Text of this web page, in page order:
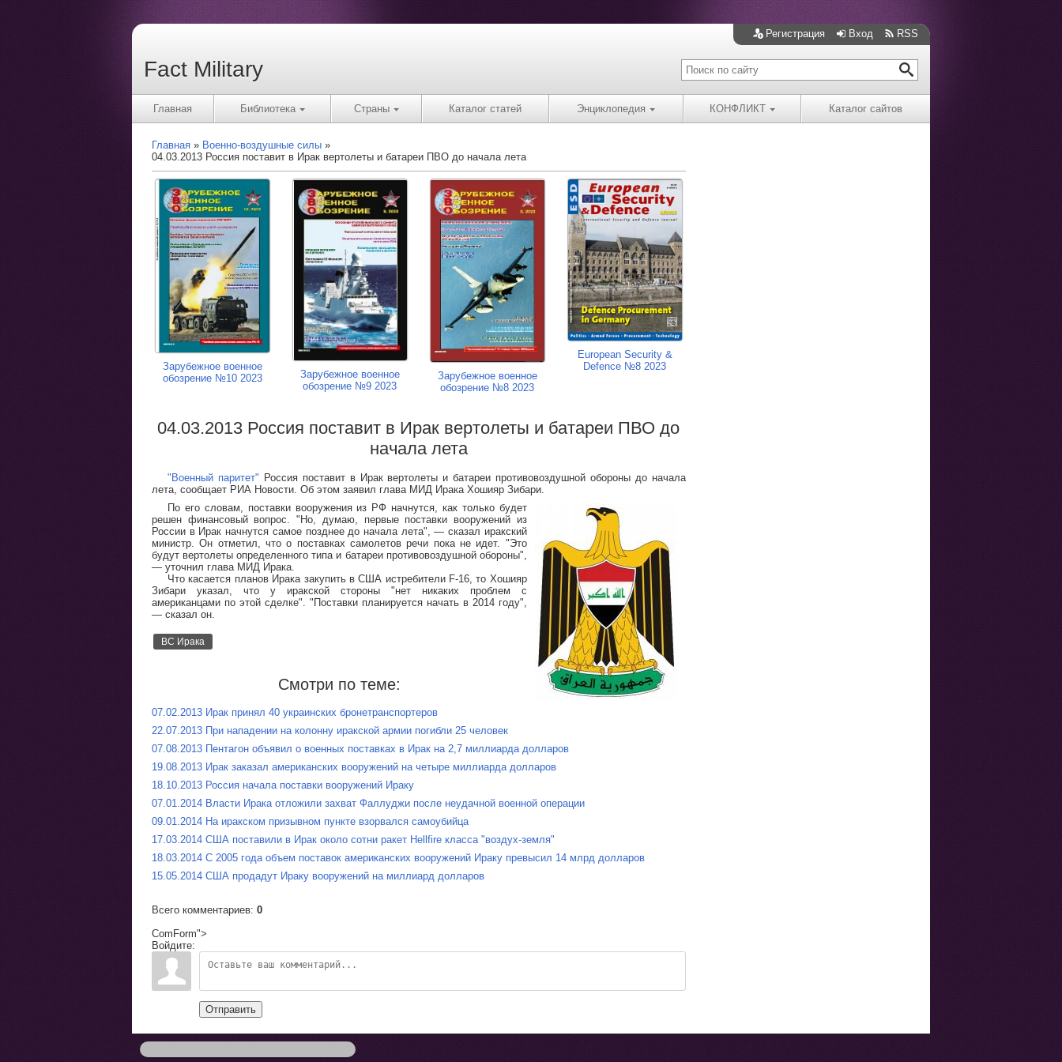
Регистрация Вход RSS
Fact Military
Главная Библиотека Страны Каталог статей Энциклопедия КОНФЛИКТ Каталог сайтов
Главная
Военно-воздушные силы
04.03.2013 Россия поставит в Ирак вертолеты и батареи ПВО до начала лета
Зарубежное военное
обозрение №10 2023
Зарубежное военное
обозрение №9 2023
Зарубежное военное
обозрение №8 2023
European Security &
Defence №8 2023
04.03.2013 Россия поставит в Ирак вертолеты и батареи ПВО до
начала лета
"Военный паритет" Россия поставит в Ирак вертолеты и батареи противовоздушной обороны до начала
лета, сообщает РИА Новости. Об этом заявил глава МИД Ирака Хошияр Зибари.
По его словам, поставки вооружения из РФ начнутся, как только будет
решен финансовый вопрос. "Но, думаю, первые поставки вооружений из
России в Ирак начнутся самое позднее до начала лета", — сказал иракский
министр. Он отметил, что о поставках самолетов речи пока не идет. "Это
будут вертолеты определенного типа и батареи противовоздушной обороны",
— уточнил глава МИД Ирака.
Что касается планов Ирака закупить в США истребители F-16, то Хошияр
Зибари указал, что у иракской стороны "нет никаких проблем с
американцами по этой сделке". "Поставки планируется начать в 2014 году",
— сказал он.
ВС Ирака
Смотри по теме:
07.02.2013 Ирак принял 40 украинских бронетранспортеров
22.07.2013 При нападении на колонну иракской армии погибли 25 человек
07.08.2013 Пентагон объявил о военных поставках в Ирак на 2,7 миллиарда долларов
19.08.2013 Ирак заказал американских вооружений на четыре миллиарда долларов
18.10.2013 Россия начала поставки вооружений Ираку
07.01.2014 Власти Ирака отложили захват Фаллуджи после неудачной военной операции
09.01.2014 На иракском призывном пункте взорвался самоубийца
17.03.2014 США поставили в Ирак около сотни ракет Hellfire класса "воздух-земля"
18.03.2014 С 2005 года объем поставок американских вооружений Ираку превысил 14 млрд долларов
15.05.2014 США продадут Ираку вооружений на миллиард долларов
Всего комментариев: 0
ComForm">
Войдите:
Отправить